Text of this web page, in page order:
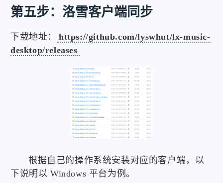
第五步：洛雪客户端同步
下载地址：
https://github.com/lyswhut/lx-music-
desktop/releases
根据自己的操作系统安装对应的客户端，以
下说明以 Windows 平台为例。